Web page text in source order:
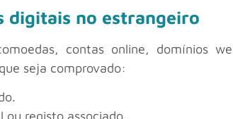
digitais no estrangeiro
contas online, domínios
seja comprovado:
ou registo associado.